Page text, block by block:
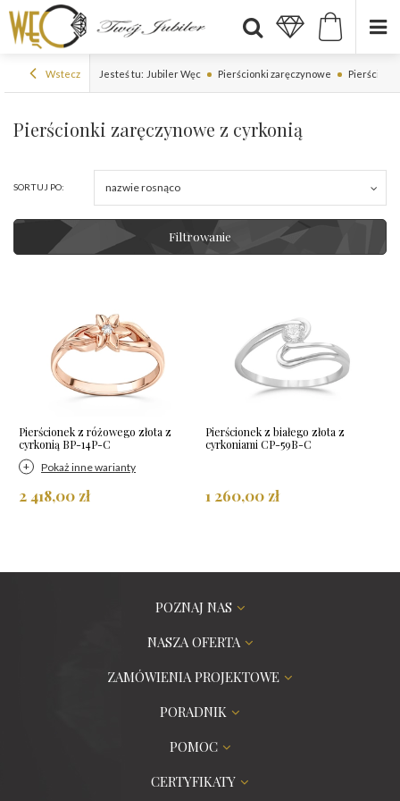
Wstecz Jesteś tu: Jubiler Węc Pierścionki zaręczynowe
Pierścionki zaręczynowe z cyrkonią
SORTUJ PO: nazwie rosnąco
Filtrowanie
Pierścionek z różowego złota z
cyrkonią BP-14P-C
Pokaż inne warianty
2 418,00 zł
Pierścionek z białego złota z
cyrkoniami CP-59B-C
1 260,00 zł
POZNAJ NAS
NASZA OFERTA
ZAMÓWIENIA PROJEKTOWE
PORADNIK
POMOC
CERTYFIKATY